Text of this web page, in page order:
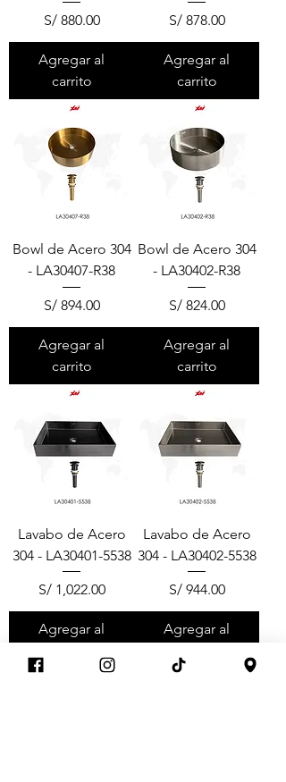
Precio
S/ 880.00
Agregar al
carrito
Precio
S/ 878.00
Agregar al
carrito
Bowl de Acero 304
- LA30407-R38
Precio
S/ 894.00
Agregar al
carrito
Bowl de Acero 304
- LA30402-R38
Precio
S/ 824.00
Agregar al
carrito
Lavabo de Acero
304 - LA30401-5538
Precio
S/ 1,022.00
Agregar al
Lavabo de Acero
304 - LA30402-5538
Precio
S/ 944.00
Agregar al